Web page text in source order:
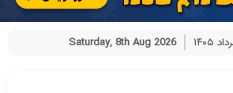
Saturday, 8th Aug 2026